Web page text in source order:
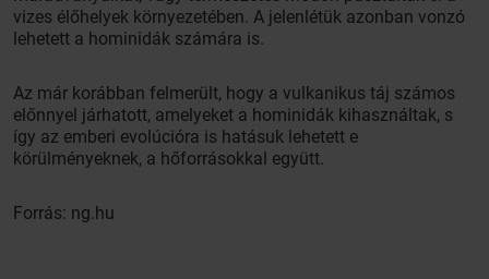
vizes élőhelyek környezetében. A jelenlétük azonban vonzó
lehetett a hominidák számára is.
Az már korábban felmerült, hogy a vulkanikus táj számos
előnnyel járhatott, amelyeket a hominidák kihasználtak, s
így az emberi evolúcióra is hatásuk lehetett e
körülményeknek, a hőforrásokkal együtt.
Forrás: ng.hu